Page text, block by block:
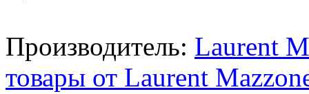
Производитель: Laurent
товары от Laurent